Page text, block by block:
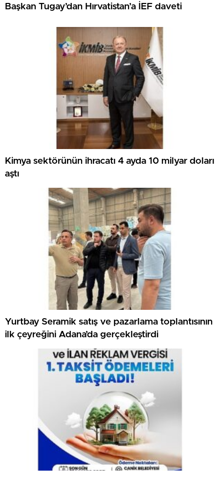
Başkan Tugay’dan Hırvatistan’a İEF daveti
Kimya sektörünün ihracatı 4 ayda 10 milyar doları
aştı
Yurtbay Seramik satış ve pazarlama toplantısının
ilk çeyreğini Adana’da gerçekleştirdi